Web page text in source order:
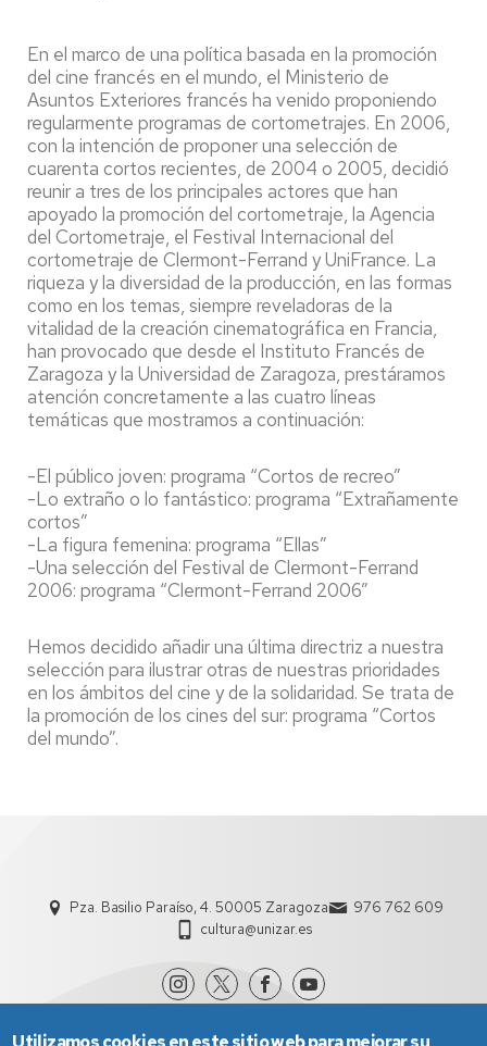
En el marco de una política basada en la promoción
del cine francés en el mundo, el Ministerio de
Asuntos Exteriores francés ha venido proponiendo
regularmente programas de cortometrajes. En 2006,
con la intención de proponer una selección de
cuarenta cortos recientes, de 2004 o 2005, decidió
reunir a tres de los principales actores que han
apoyado la promoción del cortometraje, la Agencia
del Cortometraje, el Festival Internacional del
cortometraje de Clermont-Ferrand y UniFrance. La
riqueza y la diversidad de la producción, en las formas
como en los temas, siempre reveladoras de la
vitalidad de la creación cinematográfica en Francia,
han provocado que desde el Instituto Francés de
Zaragoza y la Universidad de Zaragoza, prestáramos
atención concretamente a las cuatro líneas
temáticas que mostramos a continuación:
-El público joven: programa “Cortos de recreo”
-Lo extraño o lo fantástico: programa “Extrañamente
cortos”
-La figura femenina: programa “Ellas”
-Una selección del Festival de Clermont-Ferrand
2006: programa “Clermont-Ferrand 2006”
Hemos decidido añadir una última directriz a nuestra
selección para ilustrar otras de nuestras prioridades
en los ámbitos del cine y de la solidaridad. Se trata de
la promoción de los cines del sur: programa “Cortos
del mundo”.
Pza. Basilio Paraíso, 4. 50005 Zaragoza
976 762 609
cultura@unizar.es